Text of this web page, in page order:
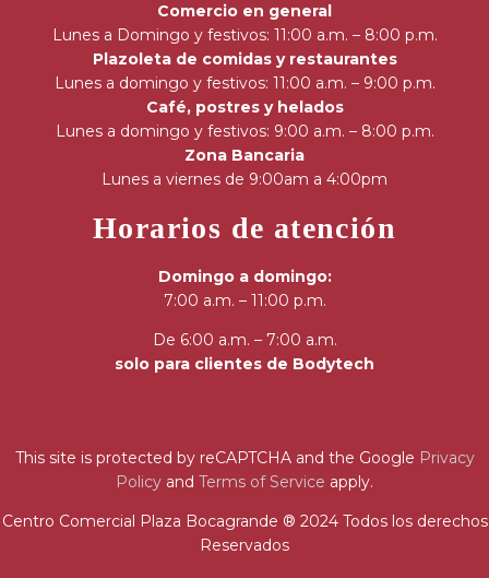
Comercio en general
Lunes a Domingo y festivos: 11:00 a.m. – 8:00 p.m.
Plazoleta de comidas y restaurantes
Lunes a domingo y festivos: 11:00 a.m. – 9:00 p.m.
Café, postres y helados
Lunes a domingo y festivos: 9:00 a.m. – 8:00 p.m.
Zona Bancaria
Lunes a viernes de 9:00am a 4:00pm
Horarios de atención
Domingo a domingo:
7:00 a.m. – 11:00 p.m.
De 6:00 a.m. – 7:00 a.m.
solo para clientes de Bodytech
This site is protected by reCAPTCHA and the Google Privacy
Policy and Terms of Service apply.
Centro Comercial Plaza Bocagrande ® 2024 Todos los derechos
Reservados